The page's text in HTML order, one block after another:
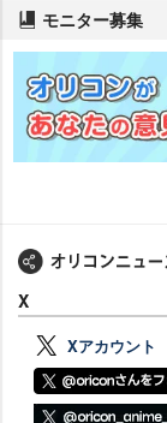
モニター募集
X
Xアカウント